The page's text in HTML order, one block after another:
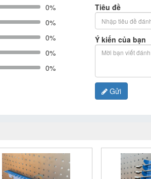
0%
0%
0%
0%
0%
Tiêu đề
Ý kiến của bạn
Gửi